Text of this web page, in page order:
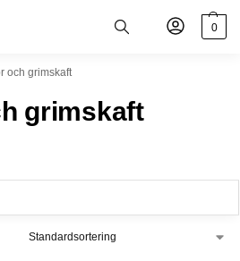
0
och grimskaft
grimskaft